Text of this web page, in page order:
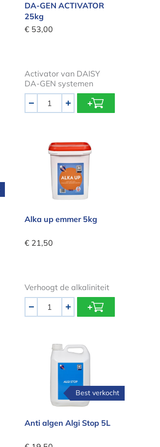
DA-GEN ACTIVATOR
25kg
€ 53,00
Activator van DAISY
DA-GEN systemen
+
Alka up emmer 5kg
Alka up emmer 5kg
€ 21,50
Verhoogt de alkaliniteit
+
Anti algen Algi Stop 5L
Best verkocht
Anti algen Algi Stop 5L